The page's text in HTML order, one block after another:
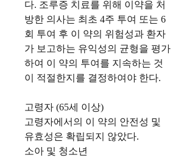
다. 조루증 치료를 위해 이약을 처
방한 의사는 최초 4주 투여 또는 6
회 투여 후 이 약의 위험성과 환자
가 보고하는 유익성의 균형을 평가
하여 이 약의 투여를 지속하는 것
이
적절한지를 결정하여야 한다.
고령자 (65세 이상)
고령자에서의 이 약의 안전성 및
유효성은 확립되지 않았다.
소아 및 청소년